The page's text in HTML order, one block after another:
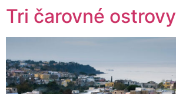
Tri čarovné ostrovy